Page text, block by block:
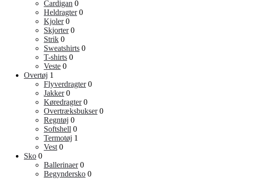
Cardigan 0
Heldragter 0
Kjoler 0
Skjorter 0
Strik 0
Sweatshirts 0
T-shirts 0
Veste 0
Overtøj 1
Flyverdragter 0
Jakker 0
Køredragter 0
Overtræksbukser 0
Regntøj 0
Softshell 0
Termotøj 1
Vest 0
Sko 0
Ballerinaer 0
Begyndersko 0